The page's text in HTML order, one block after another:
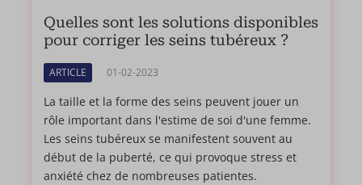
Quelles sont les solutions disponibles
pour corriger les seins tubéreux ?
ARTICLE 01-02-2023
La taille et la forme des seins peuvent jouer un
rôle important dans l'estime de soi d'une femme.
Les seins tubéreux se manifestent souvent au
début de la puberté, ce qui provoque stress et
anxiété chez de nombreuses patientes.